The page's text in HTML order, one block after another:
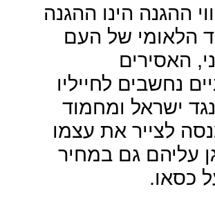
ההגנה הינו ההגנה
הלאומי של העם
האסירים
נחשבים לחייליו
ישראל ומחמוד
לצייר את עצמו
עליהם גם במחיר
כסאו.